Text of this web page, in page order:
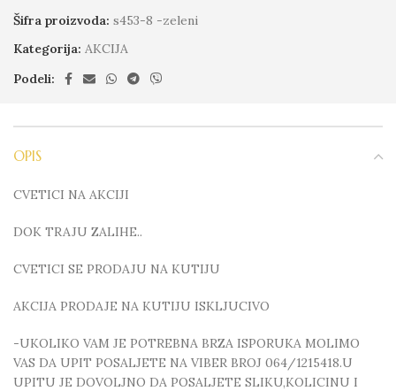
Šifra proizvoda: s453-8 -zeleni
Kategorija: AKCIJA
Podeli:
OPIS
CVETICI NA AKCIJI
DOK TRAJU ZALIHE..
CVETICI SE PRODAJU NA KUTIJU
AKCIJA PRODAJE NA KUTIJU ISKLJUCIVO
-UKOLIKO VAM JE POTREBNA BRZA ISPORUKA MOLIMO
VAS DA UPIT POSALJETE NA VIBER BROJ 064/1215418.U
UPITU JE DOVOLJNO DA POSALJETE SLIKU,KOLICINU I